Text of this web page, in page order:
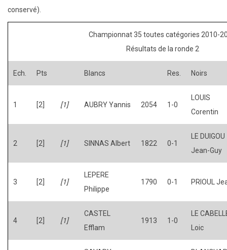
conservé).
Championnat 35 toutes catégories 2010-
Résultats de la ronde 2
Ech. Pts Blancs Res. Noirs
1 [2] [1] AUBRY Yannis 2054 1-0
LOUIS
Corentin
2 [2] [1] SINNAS Albert 1822 0-1
LE DUIGOU
Jean-Guy
3 [2] [1]
LEPERE
Philippe
1790 0-1 PRIOUL
4 [2] [1]
CASTEL
Efflam
1913 1-0
LE
Loic